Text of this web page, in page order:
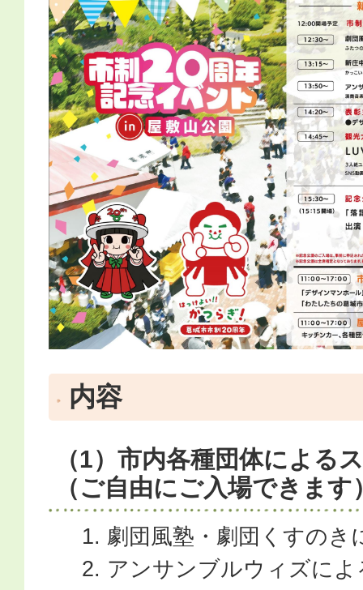
内容
（1）市内各種団体による
（ご自由にご入場できます
劇団風塾・劇団くすのき
アンサンブルウィズによ